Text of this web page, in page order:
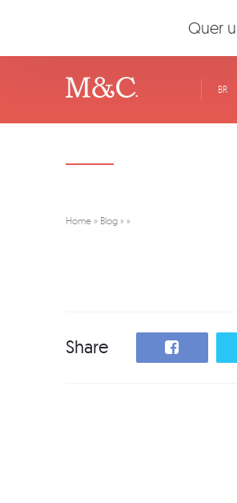
BR
Home » Blog » »
Share
Quer